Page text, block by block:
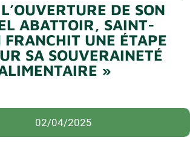
DE SON
ABATTOIR, SAINT-
UNE ÉTAPE
SA SOUVERAINETÉ
»
02/04/2025